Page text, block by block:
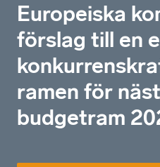
Europeiska
förslag till en
ramen för
budgetram